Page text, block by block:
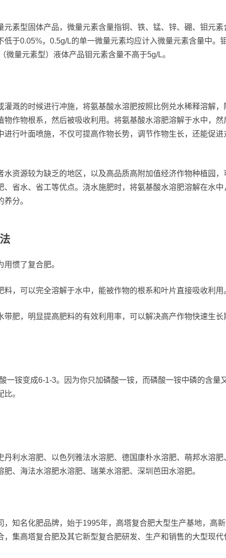
元素型固体产品，微量元素含量指铜、铁、锰、锌、硼、钼元
低于0.05%，0.5g/L的单一微量元素均应计入微量元素含量中。
微量元素型）液体产品钼元素含量不高于5g/L。
灌溉的时候进行冲施，将氨基酸水溶肥按照比例兑水稀释溶解
物作物根系，然后被吸收利用。将氨基酸水溶肥溶解于水中，
进行叶面喷施，不仅可提高作物长势，调节作物生长，还能促
水资源较为缺乏的地区，以及高品质高附加值经济作物种植园
、省水、省工等优点。浇水施肥时，将氨基酸水溶肥溶解在水中
分。
惯了复合肥。
料，可以完全溶解于水中，能被作物的根系和叶片直接吸收利用
带肥，明显提高肥料的有效利用率，可以解决高产作物快速生长
一铵变成6-1-3。因为你只加磷酸一铵，而磷酸一铵中磷的含量
。
丹利水溶肥、以色列雅法水溶肥、德国康朴水溶肥、萌邦水溶
、海法水溶肥水溶肥、瑞莱水溶肥、深圳芭田水溶肥。
，知名化肥品牌，始于1995年，高塔复合肥大型生产基地，高
集高塔复合肥及其它新型复合肥研发、生产和销售的大型现代